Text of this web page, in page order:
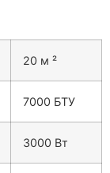
20 м ²
7000 БТУ
3000 Вт